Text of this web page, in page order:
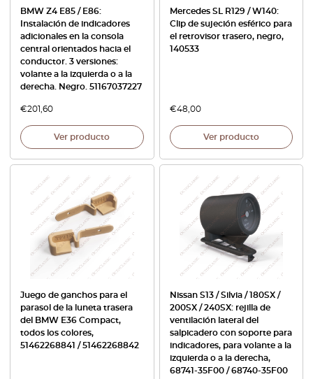
BMW Z4 E85 / E86:
Instalación de indicadores
adicionales en la consola
central orientados hacia el
conductor. 3 versiones:
volante a la izquierda o a la
derecha. Negro. 51167037227
€201,60
Ver producto
Mercedes SL R129 / W140:
Clip de sujeción esférico para
el retrovisor trasero, negro,
140533
€48,00
Ver producto
Juego de ganchos para el
parasol de la luneta trasera
del BMW E36 Compact,
todos los colores,
51462268841 / 51462268842
Nissan S13 / Silvia / 180SX /
200SX / 240SX: rejilla de
ventilación lateral del
salpicadero con soporte para
indicadores, para volante a la
izquierda o a la derecha,
68741-35F00 / 68740-35F00